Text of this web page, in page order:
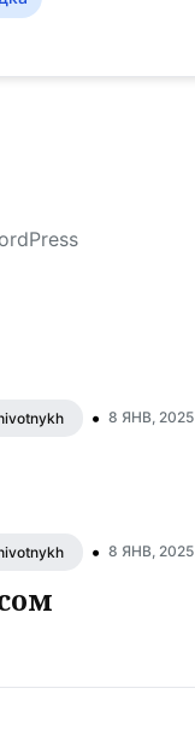
• 8 ЯНВ, 2025
• 8 ЯНВ, 2025